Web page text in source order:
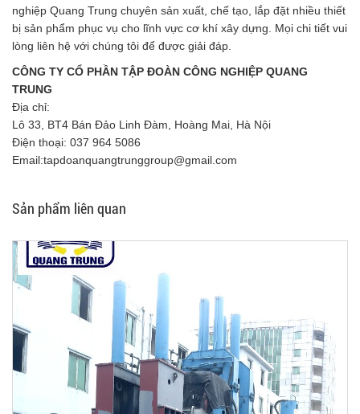
nghiệp Quang Trung chuyên sản xuất, chế tạo, lắp đặt nhiều thiết
bị sản phẩm phục vụ cho lĩnh vực cơ khí xây dựng. Mọi chi tiết vui
lòng liên hệ với chúng tôi để được giải đáp.
CÔNG TY CỔ PHẦN TẬP ĐOÀN CÔNG NGHIỆP QUANG
TRUNG
Địa chỉ:
Lô 33, BT4 Bán Đảo Linh Đàm, Hoàng Mai, Hà Nội
Điện thoại: 037 964 5086
Email:tapdoanquangtrunggroup@gmail.com
Sản phẩm liên quan